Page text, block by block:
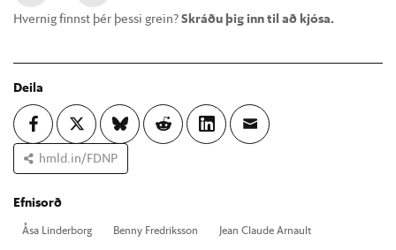
Hvernig finnst þér þessi grein?Skráðu þig inn til að kjósa.
Deila
hmld.in/FDNP
Efnisorð
Åsa Lind­er­borg Benny Fredriks­son
Je­an Clau­de Arnault